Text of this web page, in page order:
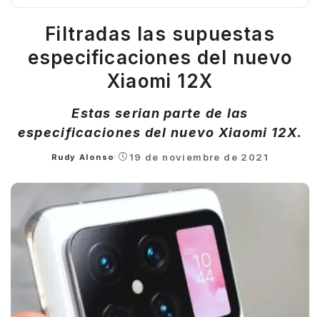
Filtradas las supuestas
especificaciones del nuevo
Xiaomi 12X
Estas serian parte de las
especificaciones del nuevo Xiaomi 12X.
Posted
Rudy Alonso 19 de noviembre de 2021